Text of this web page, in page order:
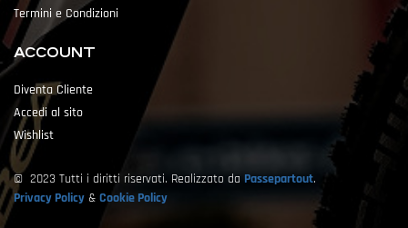
Termini e Condizioni
ACCOUNT
Diventa Cliente
Accedi al sito
Wishlist
© 2023 Tutti i diritti riservati. Realizzato da Passepartout.
Privacy Policy & Cookie Policy